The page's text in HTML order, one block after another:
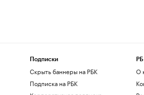
Подписки
Скрыть баннеры на РБК
Подписка на РБК
О